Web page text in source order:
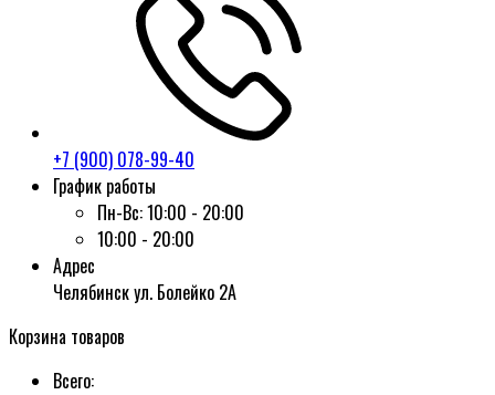
+7 (900) 078-99-40
График работы
Пн-Вс:10:00 - 20:00
10:00 - 20:00
Адрес
Челябинск ул. Болейко 2А
Корзина товаров
Всего: